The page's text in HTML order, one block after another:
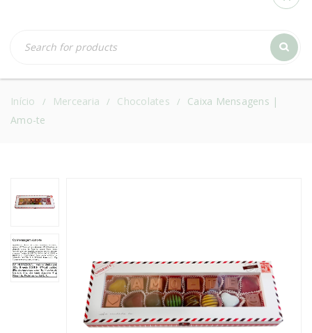
Início / Mercearia / Chocolates /
Caixa Mensagens |
Amo-te